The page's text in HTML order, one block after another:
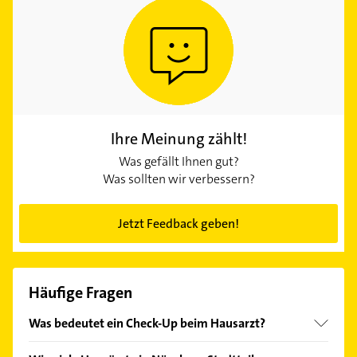
Ihre Meinung zählt!
Was gefällt Ihnen gut?
Was sollten wir verbessern?
Jetzt Feedback geben!
Häufige Fragen
Was bedeutet ein Check-Up beim Hausarzt?